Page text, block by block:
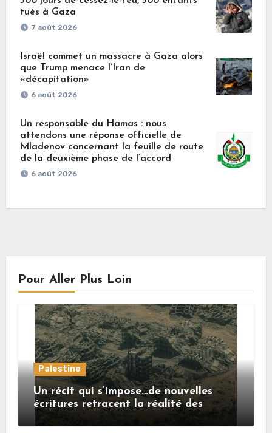
tués à Gaza
7 août 2026
Israël commet un massacre à Gaza alors
que Trump menace l’Iran de
«décapitation»
6 août 2026
Un responsable du Hamas : nous
attendons une réponse officielle de
Mladenov concernant la feuille de route
de la deuxième phase de l’accord
6 août 2026
Pour Aller Plus Loin
Palestine
Un récit qui s’impose…de nouvelles
écritures retracent la réalité des
crimes sionistes à Gaza